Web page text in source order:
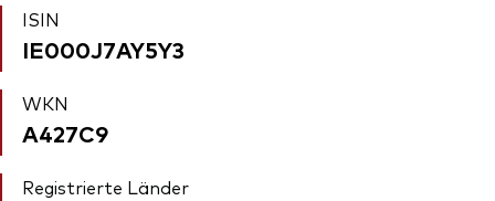
ISIN
IE000J7AY5Y3
WKN
A427C9
Registrierte Länder